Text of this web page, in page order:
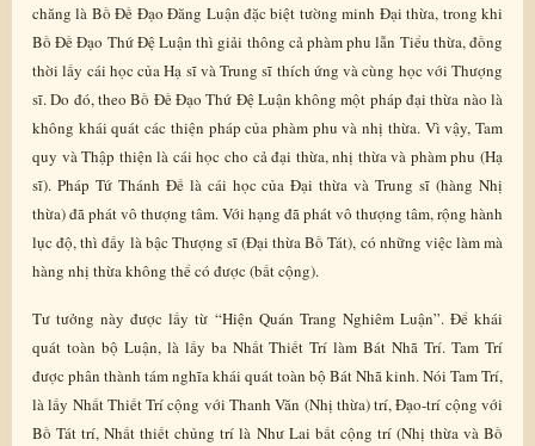
chăng là Bồ Đề Đạo Đăng Luận đặc biệt tường minh Đại thừa, trong khi
Bồ Đề Đạo Thứ Đệ Luận thì giải thông cả phàm phu lẫn Tiểu thừa, đồng
thời lấy cái học của Hạ sĩ và Trung sĩ thích ứng và cùng học với Thượng
sĩ. Do đó, theo Bồ Đề Đạo Thứ Đệ Luận không một pháp đại thừa nào là
không khái quát các thiện pháp của phàm phu và nhị thừa. Vì vậy, Tam
quy và Thập thiện là cái học cho cả đại thừa, nhị thừa và phàm phu (Hạ
sĩ). Pháp Tứ Thánh Đế là cái học của Đại thừa và Trung sĩ (hàng Nhị
thừa) đã phát vô thượng tâm. Với hạng đã phát vô thượng tâm, rộng hành
lục độ, thì đấy là bậc Thượng sĩ (Đại thừa Bồ Tát), có những việc làm mà
hàng nhị thừa không thể có được (bất cộng).
Tư tưởng này được lấy từ “Hiện Quán Trang Nghiêm Luận”. Để khái
quát toàn bộ Luận, là lấy ba Nhất Thiết Trí làm Bát Nhã Trí. Tam Trí
được phân thành tám nghĩa khái quát toàn bộ Bát Nhã kinh. Nói Tam Trí,
là lấy Nhất Thiết Trí cộng với Thanh Văn (Nhị thừa) trí, Đạo-trí cộng với
Bồ Tát trí, Nhất thiết chủng trí là Như Lai bất cộng trí (Nhị thừa và Bồ